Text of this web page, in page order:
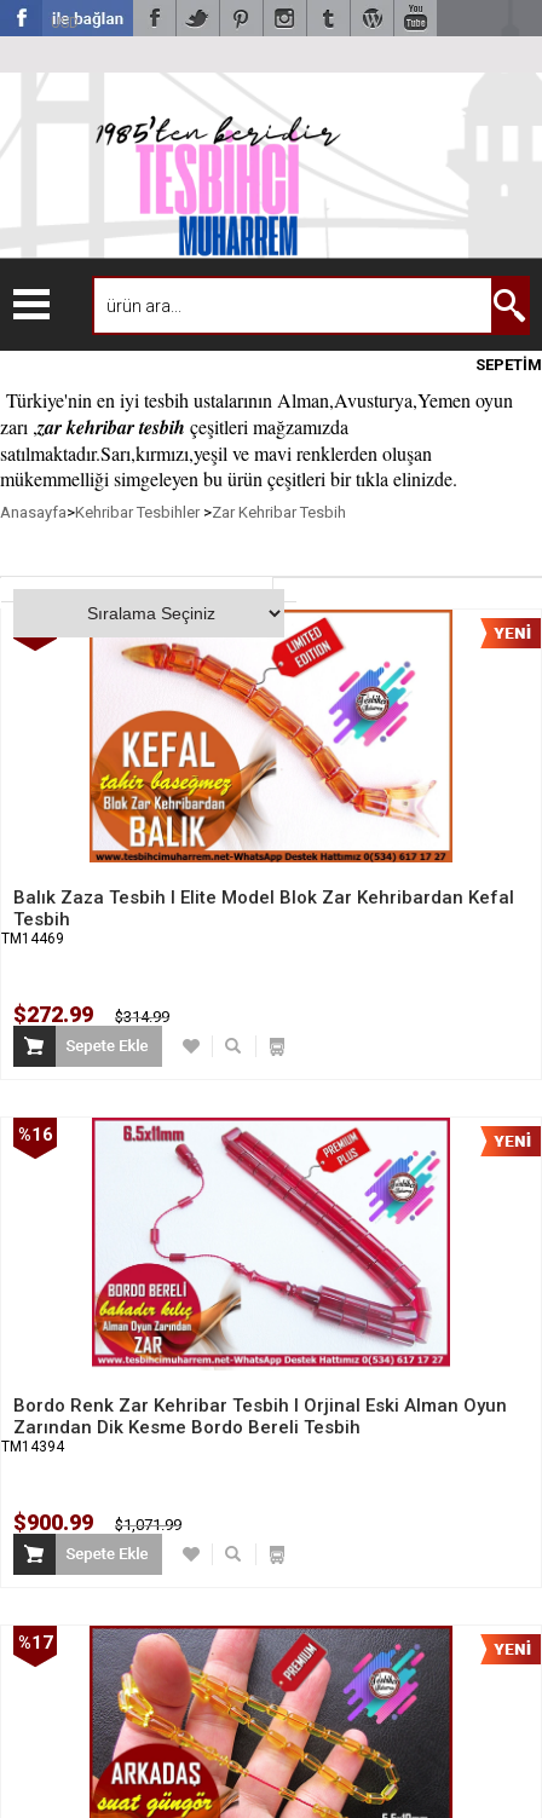
USD
SEPETİM
Türkiye'nin en iyi tesbih ustalarının Alman,Avusturya,Yemen oyun
zarı ,zar kehribar tesbih çeşitleri mağzamızda
satılmaktadır.Sarı,kırmızı,yeşil ve mavi renklerden oluşan
mükemmelliği simgeleyen bu ürün çeşitleri bir tıkla elinizde.
Anasayfa>Kehribar Tesbihler>Zar Kehribar Tesbih
Balık Zaza Tesbih I Elite Model Blok Zar Kehribardan Kefal
Tesbih
TM14469
$272.99 $314.99
Bordo Renk Zar Kehribar Tesbih I Orjinal Eski Alman Oyun
Zarından Dik Kesme Bordo Bereli Tesbih
TM14394
$900.99 $1,071.99
%16
%17